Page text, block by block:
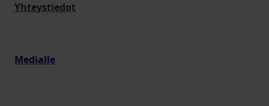
Yhteystiedot
Medialle